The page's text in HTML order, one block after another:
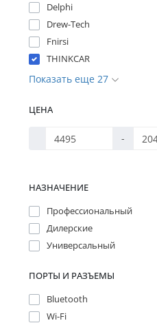
Delphi
Drew-Tech
Fnirsi
THINKCAR
Показать еще 27
ЦЕНА
-
НАЗНАЧЕНИЕ
Профессиональный
Дилерские
Универсальный
ПОРТЫ И РАЗЪЕМЫ
Bluetooth
Wi-Fi